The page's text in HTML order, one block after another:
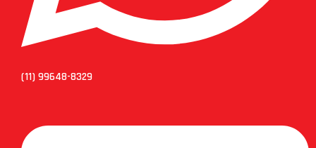
(11) 99648-8329